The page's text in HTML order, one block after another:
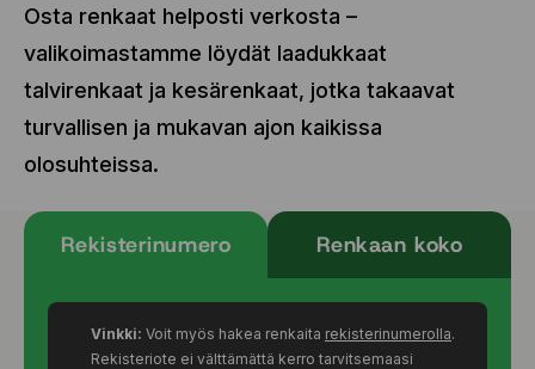
Osta renkaat helposti verkosta –
valikoimastamme löydät laadukkaat
talvirenkaat ja kesärenkaat, jotka takaavat
turvallisen ja mukavan ajon kaikissa
olosuhteissa.
Rekisterinumero Renkaan koko
Vinkki: Voit myös hakea renkaita rekisterinumerolla.
Rekisteriote ei välttämättä kerro tarvitsemaasi